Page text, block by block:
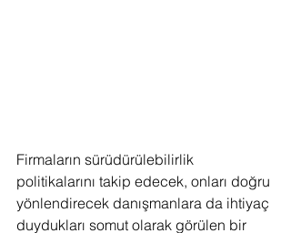
Firmaların sürüdürülebilirlik
politikalarını takip edecek, onları doğru
yönlendirecek danışmanlara da ihtiyaç
duydukları somut olarak görülen bir